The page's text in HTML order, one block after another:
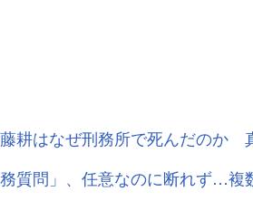
耕はなぜ刑務所で死んだのか
質問」、任意なのに断れず…複